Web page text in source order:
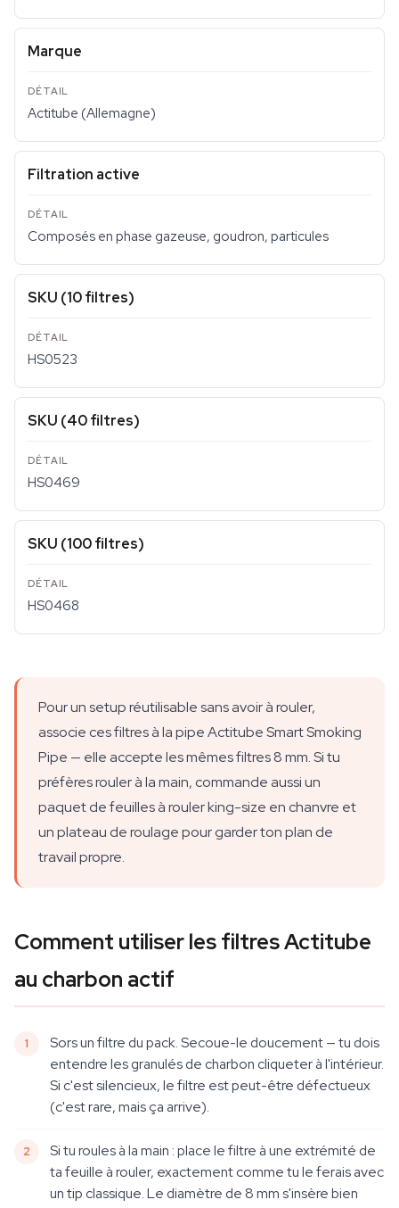
Marque
Actitube (Allemagne)
Filtration active
Composés en phase gazeuse, goudron, particules
SKU (10 filtres)
HS0523
SKU (40 filtres)
HS0469
SKU (100 filtres)
HS0468
Pour un setup réutilisable sans avoir à rouler,
associe ces filtres à la pipe Actitube Smart Smoking
Pipe — elle accepte les mêmes filtres 8 mm. Si tu
préfères rouler à la main, commande aussi un
paquet de feuilles à rouler king-size en chanvre et
un plateau de roulage pour garder ton plan de
travail propre.
Comment utiliser les filtres Actitube
au charbon actif
Sors un filtre du pack. Secoue-le doucement — tu dois
entendre les granulés de charbon cliqueter à l'intérieur.
Si c'est silencieux, le filtre est peut-être défectueux
(c'est rare, mais ça arrive).
Si tu roules à la main : place le filtre à une extrémité de
ta feuille à rouler, exactement comme tu le ferais avec
un tip classique. Le diamètre de 8 mm s'insère bien